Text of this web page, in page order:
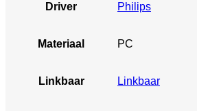
Driver Philips
Materiaal PC
Linkbaar Linkbaar